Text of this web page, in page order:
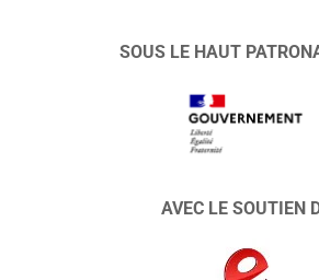
SOUS LE HAUT
AVEC LE SOUTIEN